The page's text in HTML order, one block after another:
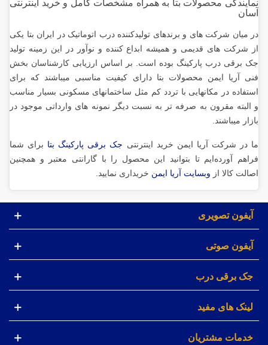
نمایندگی محصولات بتا به همراه مشخصات کامل و خرید اینترنتی
آسان
در میان شرکت های و برندهای تولیدکننده درب اتوماتیک در ایران بتا یکی
از شرکت های قدیمی و همیشه ابداع کننده و نوآور در این زمینه تولید
جک برقی درب پارکینگ بوده است. بر اساس ارزیابی کارشناسان بخش
فنی آریا ایمن محصولات بتا دارای کیفیت مناسبی میباشند که برای
استفاده در مکانهایی با تردد کم مثل ساختمانهای مسکونی بسیار مناسب
و البته مقرون به صرفه تر به نسبت دیگر نمونه های وارداتی موجود در
بازار میباشند.
ما در شرکت آریا ایمن خرید اینترنتی جک برقی پارکینگ بتا برای شما
فراهم آورده‌ایم تا بتوانید این محصول را با گارانتی معتبر و همچنین
اصالت کالا از وبسایت آریا ایمن خریداری نمایید.
آیفون تصویری
آیفون صوتی
جک برقی درب
لینک های مفید
خدمات مشتریان